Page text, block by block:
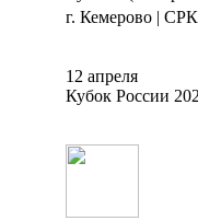
г. Кемерово |
12 апреля
Кубок России